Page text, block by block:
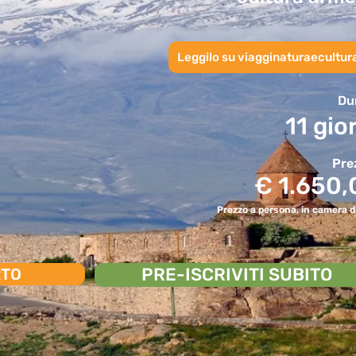
Leggilo su
11
€
Prezzo a persona, in camera
PRE-ISCRIVITI SUBITO